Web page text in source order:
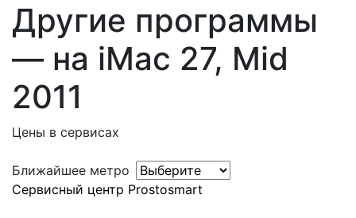
Другие программы
— на iMac 27, Mid
2011
Цены в сервисах
Ближайшее метро
Сервисный центр Prostosmart